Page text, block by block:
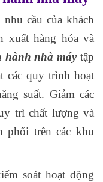
cầu của khách
xuất hàng hóa và
hành nhà máytập
các quy trình hoạt
suất. Giảm các
trì chất lượng và
phối trên các khu
soát hoạt động